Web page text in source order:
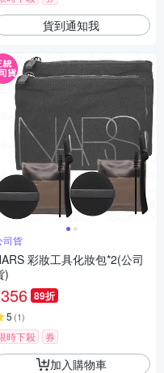
貨到通知我
司貨
彩妝工具化妝包*2(公司
)
356 89折
5 (1)
時下殺 券
加入購物車